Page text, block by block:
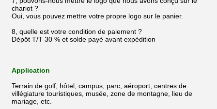
chariot ?
Oui, vous pouvez mettre votre propre logo sur le panier.
8, quelle est votre condition de paiement ?
Dépôt T/T 30 % et solde payé avant expédition
Application
Terrain de golf, hôtel, campus, parc, aéroport, centres de
villégiature touristiques, musée, zone de montagne, lieu de
mariage, etc.